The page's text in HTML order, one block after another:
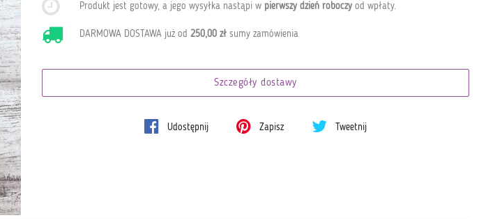
Produkt jest gotowy, a jego wysyłka nastąpi w pierwszy dzień roboczyod wpłaty.
DARMOWA DOSTAWA już od 250,00 złsumy zamówienia
Szczegóły dostawy
Udostępnij Zapisz Tweetnij